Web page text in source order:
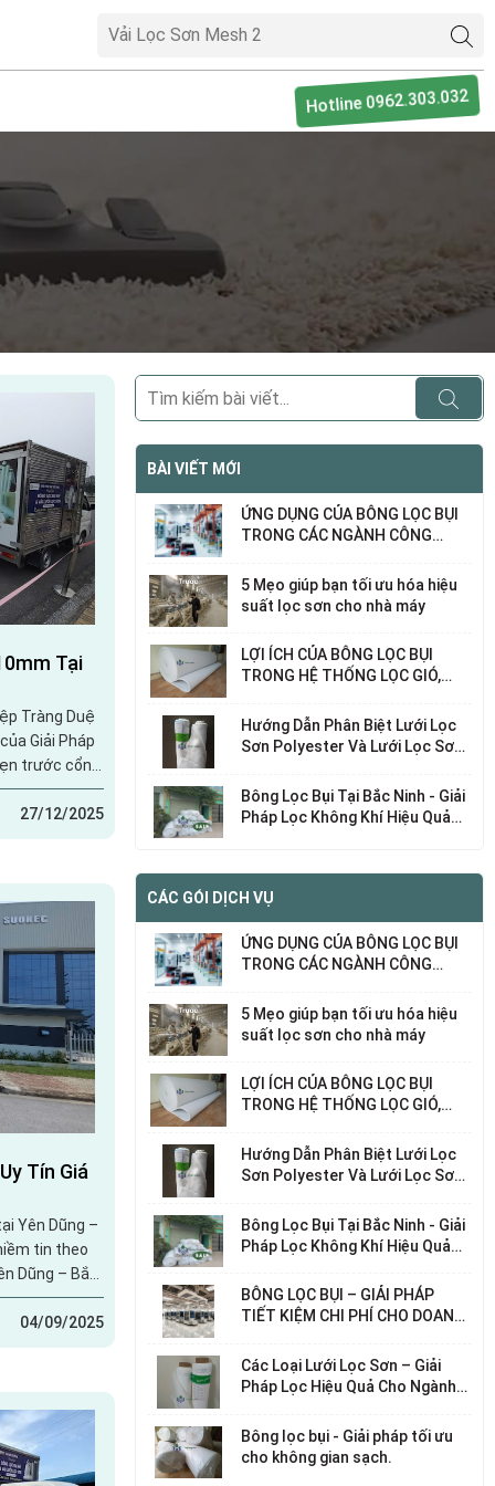
Hotline 0962.303.032
Tại
Tràng Duệ
Giải Pháp
trước cổng
bụi 10mm
vực sản
mọi chi tiết
27/12/2025
Tín Giá
Yên Dũng –
tin theo
xe tải của
đến Yên
bông lọc bụi
là một đơn
04/09/2025
BÀI VIẾT MỚI
ỨNG DỤNG CỦA BÔNG LỌC BỤI
TRONG CÁC NGÀNH CÔNG
5 Mẹo giúp bạn tối ưu hóa hiệu
suất lọc sơn cho nhà máy
LỢI ÍCH CỦA BÔNG LỌC BỤI
TRONG HỆ THỐNG LỌC GIÓ,
Hướng Dẫn Phân Biệt Lưới Lọc
Sơn Polyester Và Lưới Lọc Sơn
Với Nhu Cầu Của Bạn?
Bông Lọc Bụi Tại Bắc Ninh - Giải
Pháp Lọc Không Khí Hiệu Quả
CÁC GÓI DỊCH VỤ
ỨNG DỤNG CỦA BÔNG LỌC BỤI
TRONG CÁC NGÀNH CÔNG
5 Mẹo giúp bạn tối ưu hóa hiệu
suất lọc sơn cho nhà máy
LỢI ÍCH CỦA BÔNG LỌC BỤI
TRONG HỆ THỐNG LỌC GIÓ,
Hướng Dẫn Phân Biệt Lưới Lọc
Sơn Polyester Và Lưới Lọc Sơn
Với Nhu Cầu Của Bạn?
Bông Lọc Bụi Tại Bắc Ninh - Giải
Pháp Lọc Không Khí Hiệu Quả
BÔNG LỌC BỤI – GIẢI PHÁP
TIẾT KIỆM CHI PHÍ CHO DOANH
Các Loại Lưới Lọc Sơn – Giải
Pháp Lọc Hiệu Quả Cho Ngành
Bông lọc bụi - Giải pháp tối ưu
cho không gian sạch.